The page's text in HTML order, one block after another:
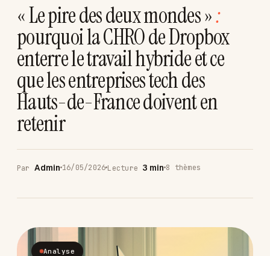
« Le pire des deux mondes »:
pourquoi la CHRO de Dropbox
enterre le travail hybride et ce
que les entreprises tech des
Hauts-de-France doivent en
retenir
Par Admin 16/05/2026 Lecture 3 min 8 thèmes
Analyse